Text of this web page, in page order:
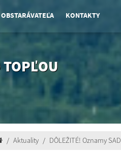
KONTAKTY
TOPĽOU
Aktuality DÔLEŽITÉ! Oznamy SAD